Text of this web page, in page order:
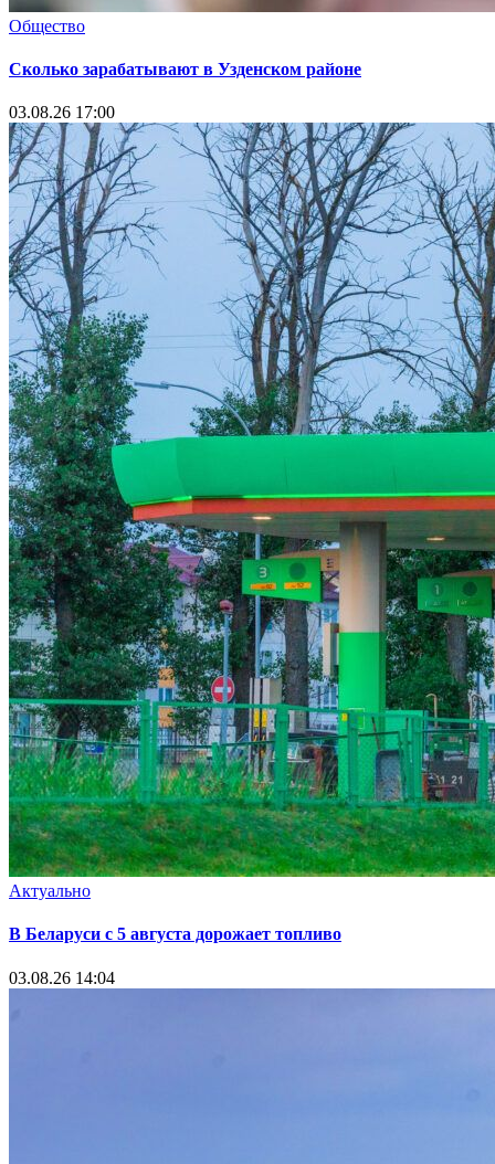
Общество
Сколько зарабатывают в Узденском районе
03.08.26 17:00
Актуально
В Беларуси с 5 августа дорожает топливо
03.08.26 14:04